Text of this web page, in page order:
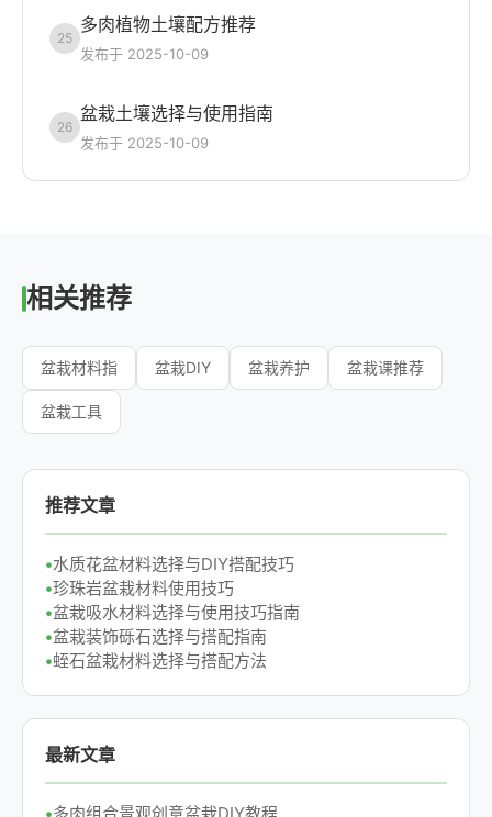
25
多肉植物土壤配方推荐
发布于 2025-10-09
26
盆栽土壤选择与使用指南
发布于 2025-10-09
相关推荐
盆栽材料指 盆栽DIY 盆栽养护 盆栽课推荐
盆栽工具
推荐文章
水质花盆材料选择与DIY搭配技巧
珍珠岩盆栽材料使用技巧
盆栽吸水材料选择与使用技巧指南
盆栽装饰砾石选择与搭配指南
蛭石盆栽材料选择与搭配方法
最新文章